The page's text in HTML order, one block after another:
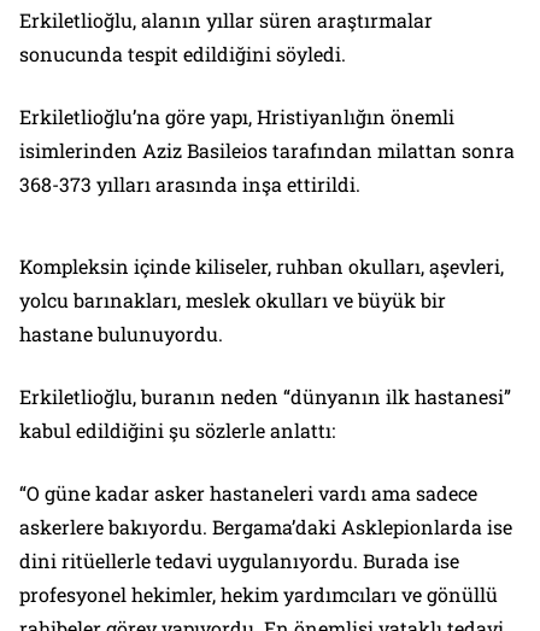
Erkiletlioğlu, alanın yıllar süren araştırmalar
sonucunda tespit edildiğini söyledi.
Erkiletlioğlu’na göre yapı, Hristiyanlığın önemli
isimlerinden Aziz Basileios tarafından milattan sonra
368-373 yılları arasında inşa ettirildi.
Kompleksin içinde kiliseler, ruhban okulları, aşevleri,
yolcu barınakları, meslek okulları ve büyük bir
hastane bulunuyordu.
Erkiletlioğlu, buranın neden “dünyanın ilk hastanesi”
kabul edildiğini şu sözlerle anlattı:
“O güne kadar asker hastaneleri vardı ama sadece
askerlere bakıyordu. Bergama’daki Asklepionlarda ise
dini ritüellerle tedavi uygulanıyordu. Burada ise
profesyonel hekimler, hekim yardımcıları ve gönüllü